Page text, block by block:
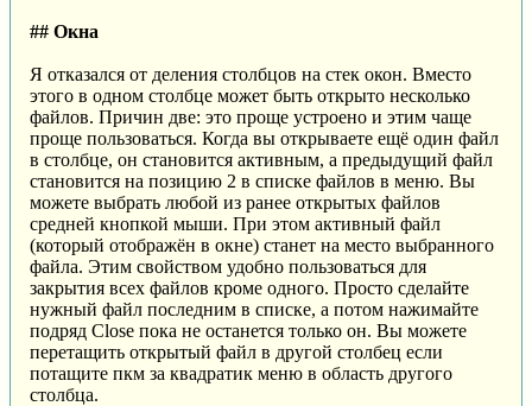
## Окна
Я отказался от деления столбцов на стек окон. Вместо
этого в одном столбце может быть открыто несколько
файлов. Причин две: это проще устроено и этим чаще
проще пользоваться. Когда вы открываете ещё один файл
в столбце, он становится активным, а предыдущий файл
становится на позицию 2 в списке файлов в меню. Вы
можете выбрать любой из ранее открытых файлов
средней кнопкой мыши. При этом активный файл
(который отображён в окне) станет на место выбранного
файла. Этим свойством удобно пользоваться для
закрытия всех файлов кроме одного. Просто сделайте
нужный файл последним в списке, а потом нажимайте
подряд Close пока не останется только он. Вы можете
перетащить открытый файл в другой столбец если
потащите пкм за квадратик меню в область другого
столбца.